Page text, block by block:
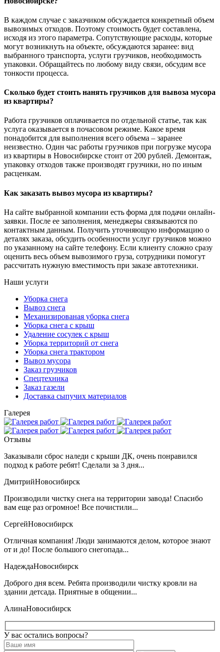
В каждом случае с заказчиком обсуждается конкретный объем
вывозимых отходов. Поэтому стоимость будет составлена,
исходя из этого параметра. Сопутствующие расходы, которые
могут возникнуть на объекте, обсуждаются заранее: вид
выбранного транспорта, услуги грузчиков, необходимость
упаковки. Обращайтесь по любому виду связи, обсудим все
тонкости процесса.
Сколько будет стоить нанять грузчиков для вывоза мусора
из квартиры?
Работа грузчиков оплачивается по отдельной статье, так как
услуга оказывается в почасовом режиме. Какое время
понадобится для выполнения всего объема – заранее
неизвестно. Один час работы грузчиков при погрузке мусора
из квартиры в Новосибирске стоит от 200 рублей. Демонтаж,
упаковку отходов также производят грузчики, но по иным
расценкам.
Как заказать вывоз мусора из квартиры?
На сайте выбранной компании есть форма для подачи онлайн-
заявки. После ее заполнения, менеджеры связываются по
контактным данным. Получить уточняющую информацию о
деталях заказа, обсудить особенности услуг грузчиков можно
по указанному на сайте телефону. Если клиенту сложно сразу
оценить весь объем вывозимого груза, сотрудники помогут
рассчитать нужную вместимость при заказе автотехники.
Наши услуги
Уборка снега
Вывоз снега
Механизированая уборка снега
Уборка снега с крыш
Удаление сосулек с крыш
Уборка территорий от снега
Уборка снега трактором
Вывоз мусора
Заказ грузчиков
Спецтехника
Заказ газели
Доставка сыпучих материалов
Галерея
Отзывы
Заказывали сброс наледи с крыши ДК, очень понравился
подход к работе ребят! Сделали за 3 дня...
ДмитрийНовосибирск
Производили чистку снега на территории завода! Спасибо
вам еще раз огромное! Все почистили...
СергейНовосибирск
Отличная компания! Люди занимаются делом, которое знают
от и до! После большого снегопада...
НадеждаНовосибирск
Доброго дня всем. Ребята производили чистку кровли на
здании детсада. Приятные в общении...
АлинаНовосибирск
У вас остались вопросы?